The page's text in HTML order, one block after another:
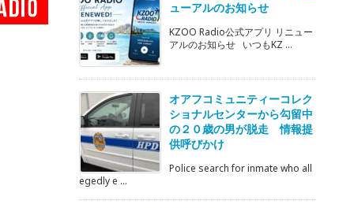
ューアルのお知らせ
KZOO Radio公式アプリ リニュー
アルのお知らせ いつもKZ ...
オアフコミュニティーコレク
ショナルセンターから勾留中
の２０歳の男が脱走 情報提
供呼びかけ
Police search for inmate who all
egedly e ...